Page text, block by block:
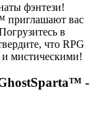
фэнтези!
приглашают вас
в
что RPG
мистическими!
-